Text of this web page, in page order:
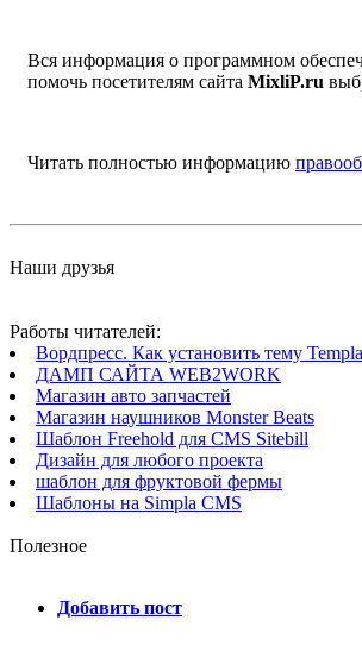
Вся информация о программном
помочь посетителям сайта MixliP.ru
Читать полностью информацию
Наши друзья
Работы читателей:
Вордпресс. Как установить тему
ДАМП САЙТА WEB2WORK
Магазин авто запчастей
Магазин наушников Monster Beats
Шаблон Freehold для CMS Sitebill
Дизайн для любого проекта
шаблон для фруктовой фермы
Шаблоны на Simpla CMS
Полезное
Добавить пост